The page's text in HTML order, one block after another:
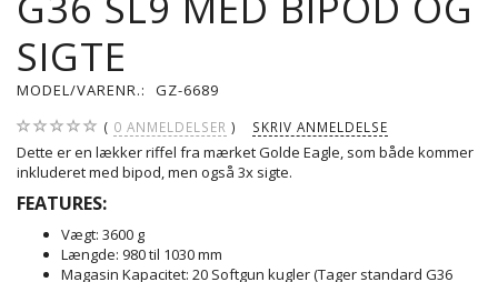
SIGTE
MODEL/VARENR.: GZ-6689
0 ANMELDELSER SKRIV ANMELDELSE
Dette er en lækker riffel fra mærket Golde Eagle, som både kommer
inkluderet med bipod, men også 3x sigte.
FEATURES:
Vægt: 3600 g
Længde: 980 til 1030 mm
Magasin Kapacitet: 20 Softgun kugler (Tager standard G36